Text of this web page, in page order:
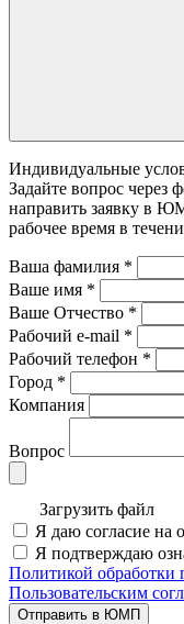
Индивидуальные
Задайте вопрос через
направить заявку в
рабочее время в
Ваша фамилия *
Ваше имя *
Ваше Отчество *
Рабочий e-mail *
Рабочий телефон *
Город *
Компания
Вопрос
Загрузить файл
Я даю согласие на
Я подтверждаю
Политикой обработки
Пользовательским
Отправить в ЮМП